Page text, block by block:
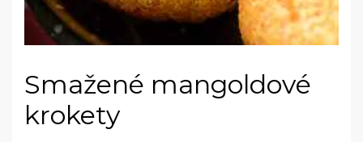
Smažené mangoldové
krokety